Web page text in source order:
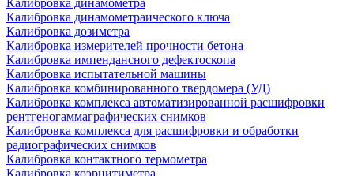
Калибровка динамометра
Калибровка динамометраического ключа
Калибровка дозиметра
Калибровка измерителей прочности бетона
Калибровка импендансного дефектоскопа
Калибровка испытательной машины
Калибровка комбинированного твердомера (УД)
Калибровка комплекса автоматизированной расшифровки
рентгеногаммаграфических снимков
Калибровка комплекса для расшифровки и обработки
радиографических снимков
Калибровка контактного термометра
Калибровка коэрцитиметра